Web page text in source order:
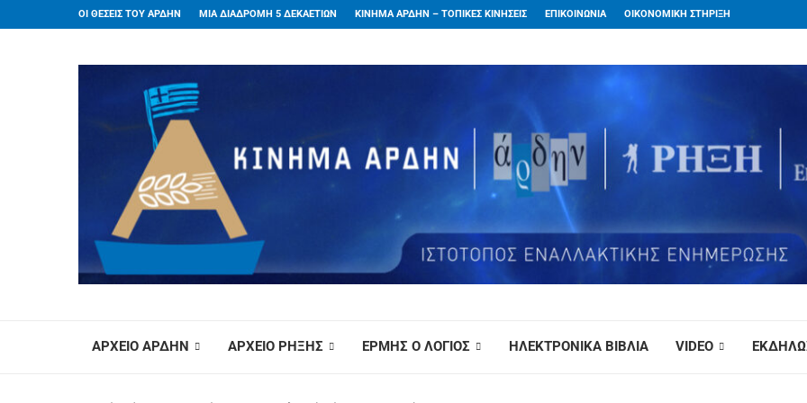
ΟΙ ΘΕΣΕΙΣ ΤΟΥ ΑΡΔΗΝ ΜΙΑ ΔΙΑΔΡΟΜΗ 5 ΔΕΚΑΕΤΙΩΝ ΚΙΝΗΜΑ ΑΡΔΗΝ – ΤΟΠΙΚΕΣ ΚΙΝΗΣΕΙΣ ΕΠΙΚΟΙΝΩΝΙΑ ΟΙΚΟΝΟΜΙΚΗ ΣΤΗΡΙΞΗ
ΑΡΧΕΙΟ ΑΡΔΗΝ ΑΡΧΕΙΟ ΡΗΞΗΣ ΕΡΜΗΣ Ο ΛΟΓΙΟΣ ΗΛΕΚΤΡΟΝΙΚΑ ΒΙΒΛΙΑ VIDEO